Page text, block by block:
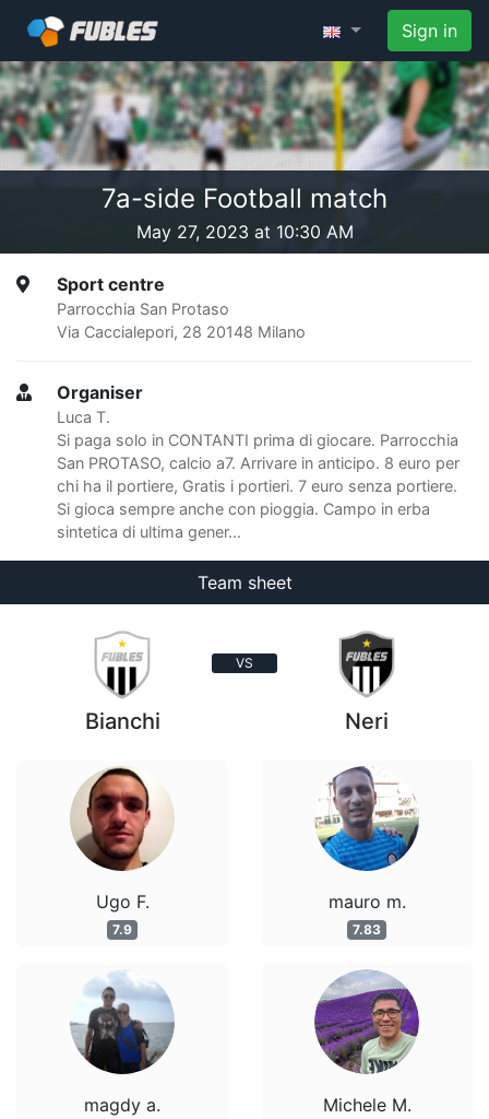
Sign in
7a-side Football match
May 27, 2023 at 10:30 AM
Sport centre
Parrocchia San Protaso
Via Caccialepori, 28 20148 Milano
Organiser
Luca T.
Si paga solo in CONTANTI prima di giocare. Parrocchia
San PROTASO, calcio a7. Arrivare in anticipo. 8 euro per
chi ha il portiere, Gratis i portieri. 7 euro senza portiere.
Si gioca sempre anche con pioggia. Campo in erba
sintetica di ultima gener...
Team sheet
VS
Bianchi
Ugo F.
7.9
magdy a.
Neri
mauro m.
7.83
Michele M.